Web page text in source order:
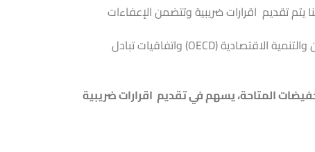
تقديم اقرارات ضريبية وتتضمن الإعفاءات
: تلتزم المملكة بالتوافق مع القوانين والتشريعات اقرارات ضريبية الدولية، مثل مبادئ منظمة التعاون والتنمية الاقتصادية (OECD) واتفاقيات تبادل
المتاحة، يسهم في تقديم اقرارات ضريبية